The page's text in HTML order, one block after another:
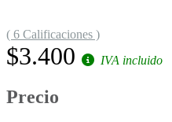
( 6 Calificaciones )
$3.400 IVA incluido
Precio